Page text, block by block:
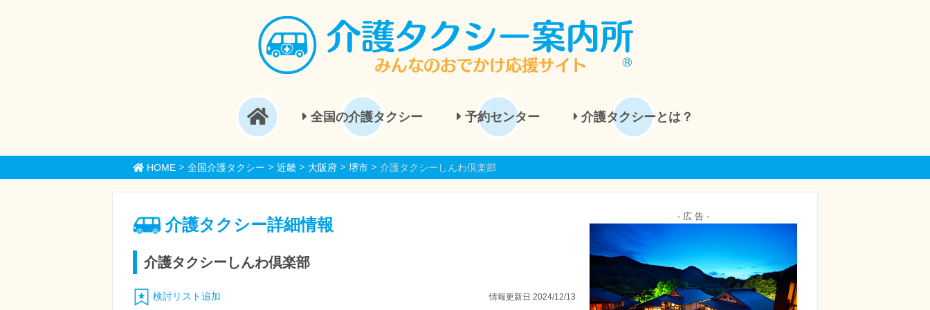
全国の介護タクシー 予約センター 介護タクシーとは？
HOME> 全国介護タクシー > 近畿> 大阪府> 堺市> 介護タクシーしんわ倶楽部
介護タクシー詳細情報
介護タクシーしんわ倶楽部
検討リスト追加 情報更新日 2024/12/13
- 広 告 -